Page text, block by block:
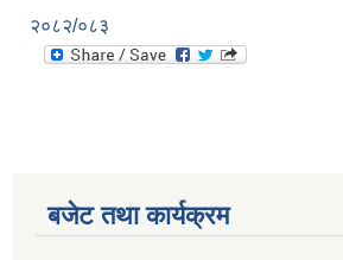
२०८२/०८३
बजेट तथा कार्यक्रम